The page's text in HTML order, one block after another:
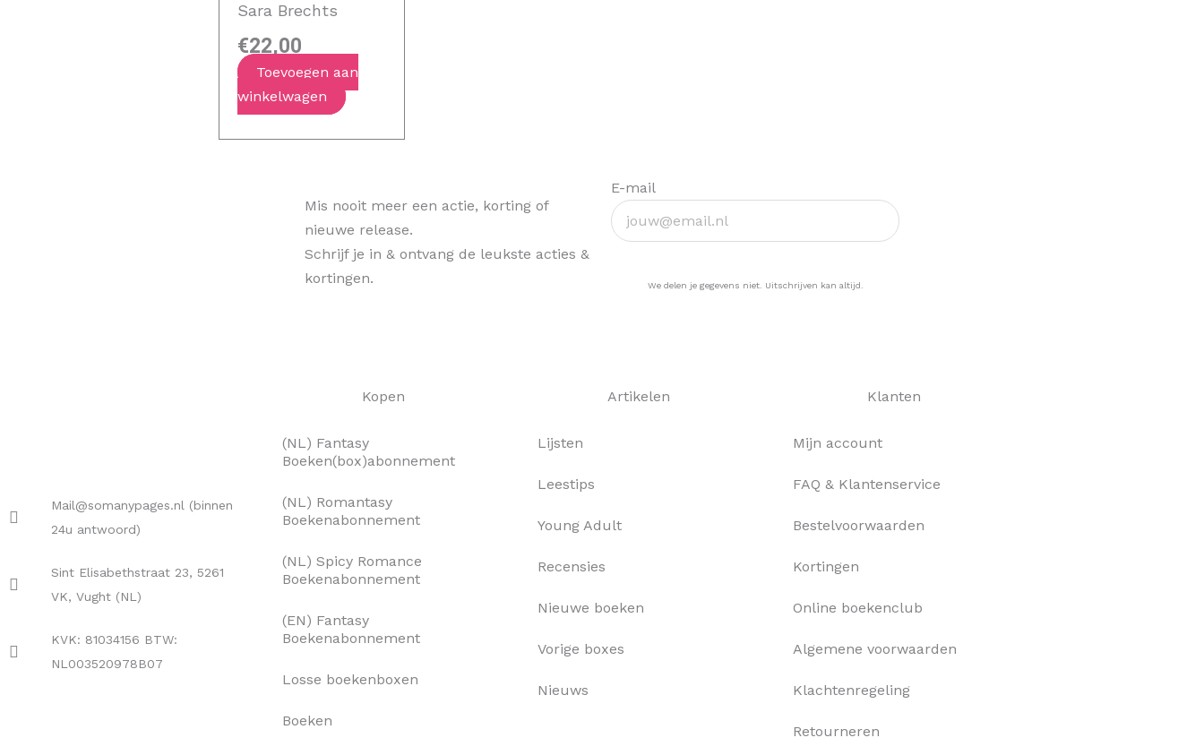
Sara Brechts
€22,00
Toevoegen aan
winkelwagen
Mis nooit meer een actie, korting of
nieuwe release.
Schrijf je in & ontvang de leukste acties &
kortingen.
E-mail
We delen je gegevens niet. Uitschrijven kan altijd.
Mail@somanypages.nl (binnen
24u antwoord)
Sint Elisabethstraat 23, 5261
VK, Vught (NL)
KVK: 81034156 BTW:
NL003520978B07
Kopen
(NL) Fantasy
Boeken(box)abonnement
(NL) Romantasy
Boekenabonnement
(NL) Spicy Romance
Boekenabonnement
(EN) Fantasy
Boekenabonnement
Losse boekenboxen
Boeken
Artikelen
Lijsten
Leestips
Young Adult
Recensies
Nieuwe boeken
Vorige boxes
Nieuws
Klanten
Mijn account
FAQ & Klantenservice
Bestelvoorwaarden
Kortingen
Online boekenclub
Algemene voorwaarden
Klachtenregeling
Retourneren